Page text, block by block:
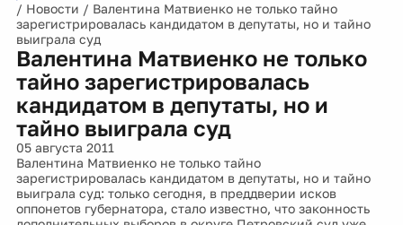
/ Новости / Валентина Матвиенко не только тайно
зарегистрировалась кандидатом в депутаты, но и тайно
выиграла суд
Валентина Матвиенко не только
тайно зарегистрировалась
кандидатом в депутаты, но и
тайно выиграла суд
05 августа 2011
Валентина Матвиенко не только тайно
зарегистрировалась кандидатом в депутаты, но и тайно
выиграла суд: только сегодня, в преддверии исков
оппонетов губернатора, стало известно, что законность